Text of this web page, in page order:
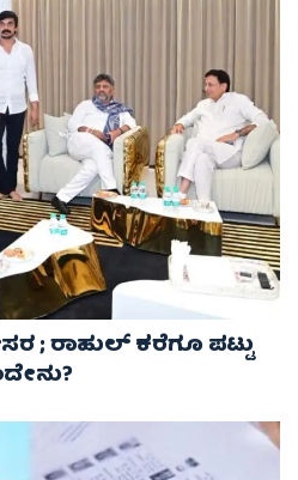
; ರಾಹುಲ್ ಕರೆಗೂ ಪಟ್ಟು